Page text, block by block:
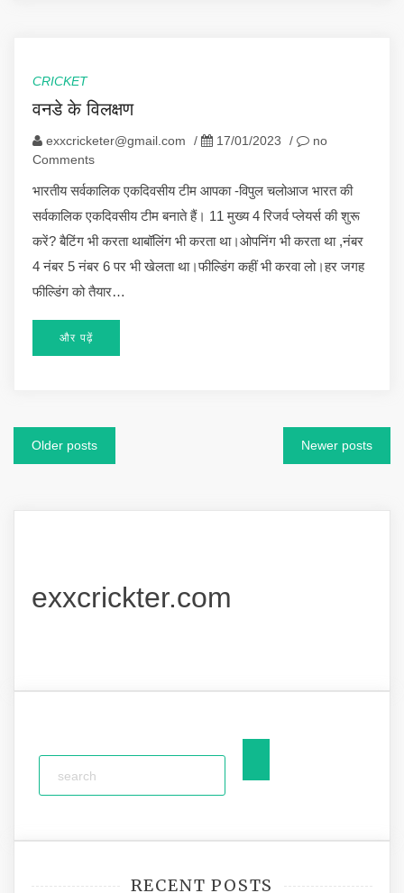
CRICKET
वनडे के विलक्षण
exxcricketer@gmail.com / 17/01/2023 /
no
Comments
भारतीय सर्वकालिक एकदिवसीय टीम आपका -विपुल चलोआज भारत की
सर्वकालिक एकदिवसीय टीम बनाते हैं। 11 मुख्य 4 रिजर्व प्लेयर्स की शुरू
करें? बैटिंग भी करता थाबॉलिंग भी करता था।ओपनिंग भी करता था ,नंबर
4 नंबर 5 नंबर 6 पर भी खेलता था।फील्डिंग कहीं भी करवा लो।हर जगह
फील्डिंग को तैयार…
और पढ़ें
Posts
Older posts Newer posts
exxcrickter.com
RECENT POSTS